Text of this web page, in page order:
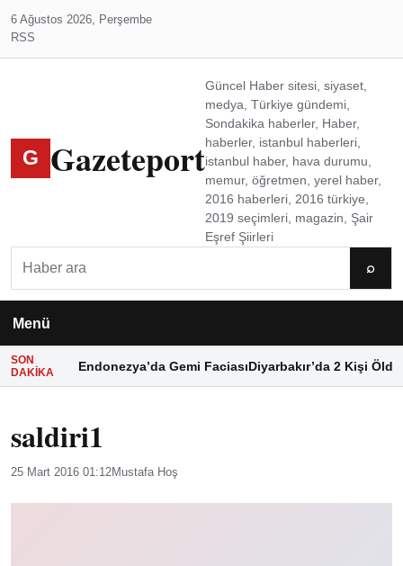
6 Ağustos 2026, Perşembe
RSS
G Gazeteport
Güncel Haber sitesi, siyaset,
medya, Türkiye gündemi,
Sondakika haberler, Haber,
haberler, istanbul haberleri,
istanbul haber, hava durumu,
memur, öğretmen, yerel haber,
2016 haberleri, 2016 türkiye,
2019 seçimleri, magazin, Şair
Eşref Şiirleri
⌕
Menü
SON
DAKIKA
Endonezya’da Gemi FaciasıDiyarbakır’da 2 Kişi Öldü
saldiri1
25 Mart 2016 01:12Mustafa Hoş